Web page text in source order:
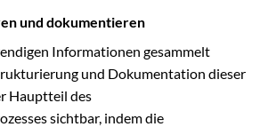
und dokumentieren
Informationen gesammelt
und Dokumentation dieser
Hauptteil des
sichtbar, indem die